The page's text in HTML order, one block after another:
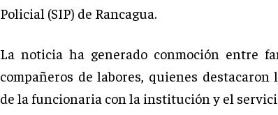
Policial (SIP) de Rancagua.
La noticia ha generado conmoción entre
compañeros de labores, quienes
de la funcionaria con la institución y el